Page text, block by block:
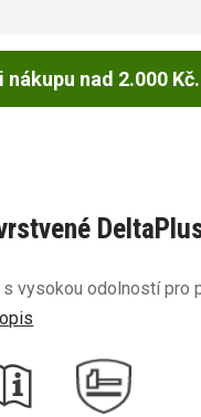
nad 2.000 Kč.
vysokou odolností pro